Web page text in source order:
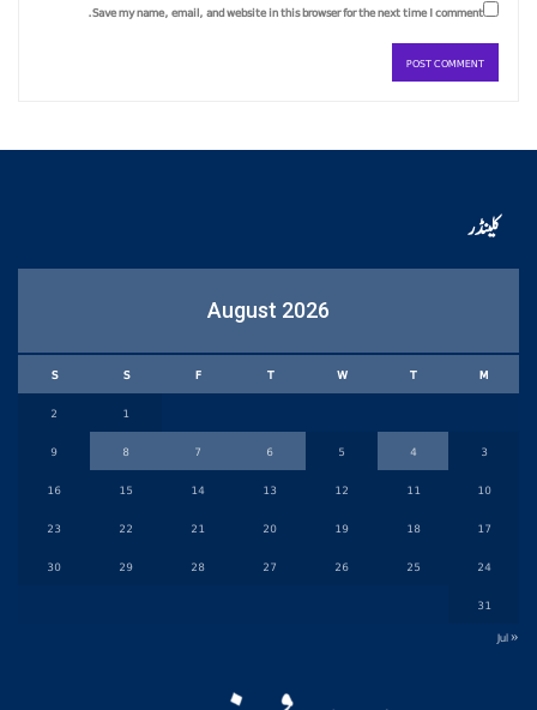
Save my name, email, and website in this browser for the next time I comment.
کلینڈر
August 2026
M
T
W
T
F
S
S
1
2
3
4
5
6
7
8
9
10
11
12
13
14
15
16
17
18
19
20
21
22
23
24
25
26
27
28
29
30
31
« Jul